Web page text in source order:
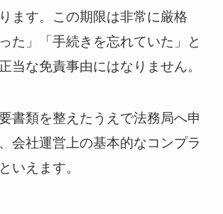
ます。この期限は非常に厳格
た」「手続きを忘れていた」と
当な免責事由にはなりません。
書類を整えたうえで法務局へ申
会社運営上の基本的なコンプラ
いえます。